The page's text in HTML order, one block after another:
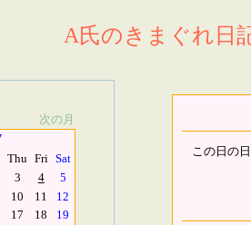
A氏のきまぐれ日
次の月
Thu Fri Sat
3 4
5
10 11
12
17 18
19
この日の